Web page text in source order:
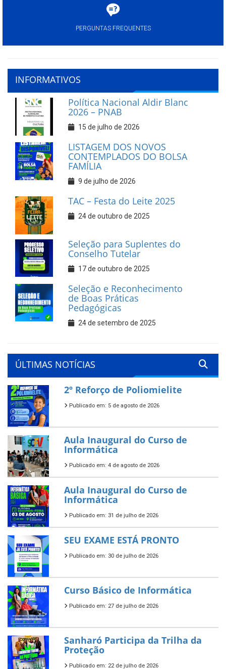
PERGUNTAS FREQUENTES
INFORMATIVOS
Política Nacional Aldir Blanc
2026 – PNAB
15 de julho de 2026
LISTAGEM DOS NOVOS
CONTEMPLADOS DO BOLSA
FAMÍLIA
9 de julho de 2026
TAC – Festa do Leite 2025
24 de outubro de 2025
Seleção para Suplentes do
Conselho Tutelar
17 de outubro de 2025
Seleção e Reconhecimento
de Boas Práticas
Pedagógicas
24 de setembro de 2025
ÚLTIMAS NOTÍCIAS
2º Reforço de Poliomielite
Publicado em: 5 de agosto de 2026
Aula Inaugural do Curso de
Informática
Publicado em: 4 de agosto de 2026
Aula Inaugural do Curso de
Informática
Publicado em: 31 de julho de 2026
SEU EXAME ESTÁ PRONTO
Publicado em: 30 de julho de 2026
Curso Básico de Informática
Publicado em: 27 de julho de 2026
Sanharó Participa da Trilha da
Proteção
Publicado em: 22 de julho de 2026